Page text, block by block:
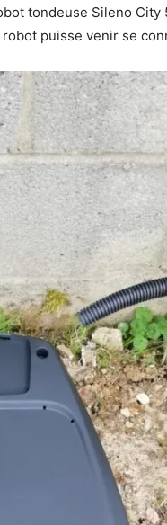
tondeuse Sileno City
puisse venir se